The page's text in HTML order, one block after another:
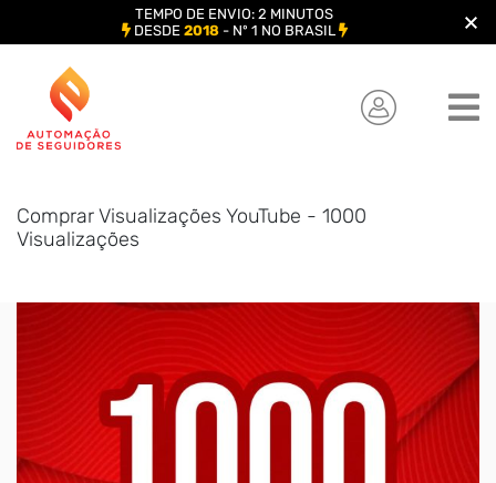
content
Comprar Visualizações YouTube - 1000
Visualizações
TEMPO DE ENVIO: 2 MINUTOS
DESDE 2018- Nº 1 NO BRASIL